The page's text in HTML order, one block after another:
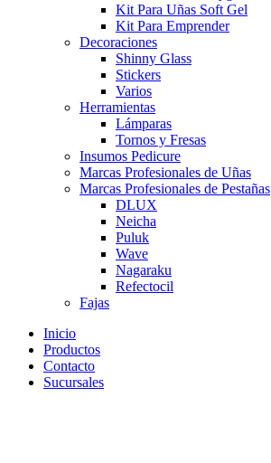
Kit Para Uñas Soft Gel
Kit Para Emprender
Decoraciones
Shinny Glass
Stickers
Varios
Herramientas
Lámparas
Tornos y Fresas
Insumos Pedicure
Marcas Profesionales de Uñas
Marcas Profesionales de Pestañas
DLUX
Neicha
Puluk
Wave
Nagaraku
Refectocil
Fajas
Inicio
Productos
Contacto
Sucursales